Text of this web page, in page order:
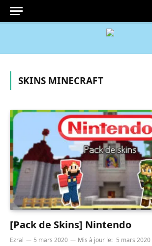
SKINS MINECRAFT
[Pack de Skins] Nintendo
Ezral 5 mars 2020 Mis à jour le: 5 mars 2020